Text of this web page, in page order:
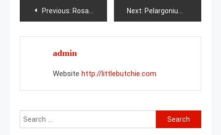
Post
navigation
Previous: Rosa Tukan Next: Pelargonium Yu-Jiga
admin
Website http://littlebutchie.com
Search
for: